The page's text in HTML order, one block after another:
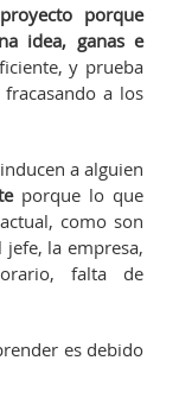
porque
idea, ganas e
y prueba
a los
a alguien
porque lo que
como son
la empresa,
falta de
es debido